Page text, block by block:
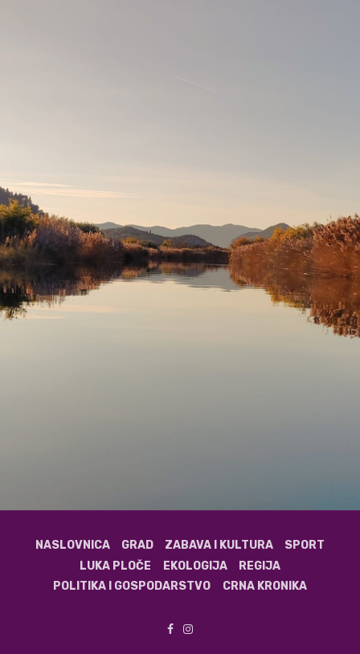
NASLOVNICA GRAD ZABAVA I KULTURA
SPORT
LUKA PLOČE
EKOLOGIJA
REGIJA
POLITIKA I GOSPODARSTVO
CRNA KRONIKA